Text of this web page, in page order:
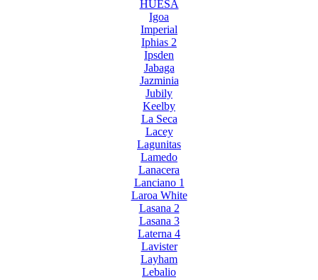
HUESA
Igoa
Imperial
Iphias 2
Ipsden
Jabaga
Jazminia
Jubily
Keelby
La Seca
Lacey
Lagunitas
Lamedo
Lanacera
Lanciano 1
Laroa White
Lasana 2
Lasana 3
Laterna 4
Lavister
Layham
Lebalio